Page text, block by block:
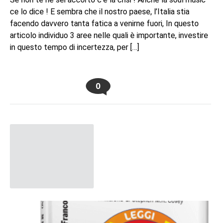
ce lo dice ! E sembra che il nostro paese, l’Italia stia
facendo davvero tanta fatica a venirne fuori, In questo
articolo individuo 3 aree nelle quali è importante, investire
in questo tempo di incertezza, per […]
0